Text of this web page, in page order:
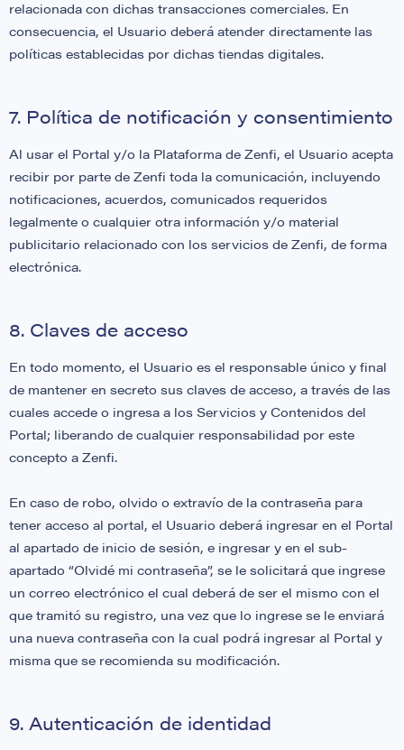
relacionada con dichas transacciones comerciales. En
consecuencia, el Usuario deberá atender directamente las
políticas establecidas por dichas tiendas digitales.
7. Política de notificación y consentimiento
Al usar el Portal y/o la Plataforma de Zenfi, el Usuario acepta
recibir por parte de Zenfi toda la comunicación, incluyendo
notificaciones, acuerdos, comunicados requeridos
legalmente o cualquier otra información y/o material
publicitario relacionado con los servicios de Zenfi, de forma
electrónica.
8. Claves de acceso
En todo momento, el Usuario es el responsable único y final
de mantener en secreto sus claves de acceso, a través de las
cuales accede o ingresa a los Servicios y Contenidos del
Portal; liberando de cualquier responsabilidad por este
concepto a Zenfi.
En caso de robo, olvido o extravío de la contraseña para
tener acceso al portal, el Usuario deberá ingresar en el Portal
al apartado de inicio de sesión, e ingresar y en el sub-
apartado “Olvidé mi contraseña”, se le solicitará que ingrese
un correo electrónico el cual deberá de ser el mismo con el
que tramitó su registro, una vez que lo ingrese se le enviará
una nueva contraseña con la cual podrá ingresar al Portal y
misma que se recomienda su modificación.
9. Autenticación de identidad